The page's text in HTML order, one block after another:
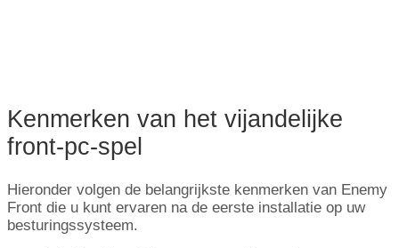
Kenmerken van het vijandelijke
front-pc-spel
Hieronder volgen de belangrijkste kenmerken van Enemy
Front die u kunt ervaren na de eerste installatie op uw
besturingssysteem.